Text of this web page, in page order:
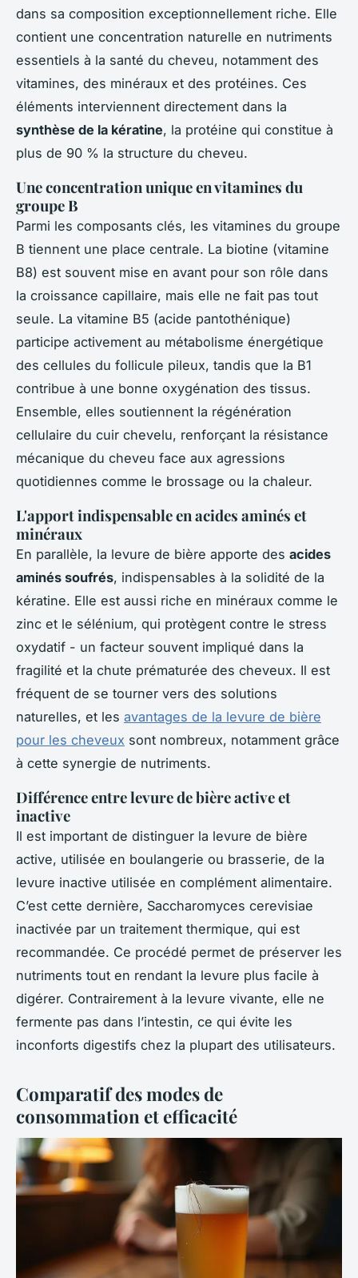
dans sa composition exceptionnellement riche. Elle
contient une concentration naturelle en nutriments
essentiels à la santé du cheveu, notamment des
vitamines, des minéraux et des protéines. Ces
éléments interviennent directement dans la
synthèse de la kératine, la protéine qui constitue à
plus de 90 % la structure du cheveu.
Une concentration unique en vitamines du
groupe B
Parmi les composants clés, les vitamines du groupe
B tiennent une place centrale. La biotine (vitamine
B8) est souvent mise en avant pour son rôle dans
la croissance capillaire, mais elle ne fait pas tout
seule. La vitamine B5 (acide pantothénique)
participe activement au métabolisme énergétique
des cellules du follicule pileux, tandis que la B1
contribue à une bonne oxygénation des tissus.
Ensemble, elles soutiennent la régénération
cellulaire du cuir chevelu, renforçant la résistance
mécanique du cheveu face aux agressions
quotidiennes comme le brossage ou la chaleur.
L'apport indispensable en acides aminés et
minéraux
En parallèle, la levure de bière apporte des acides
aminés soufrés, indispensables à la solidité de la
kératine. Elle est aussi riche en minéraux comme le
zinc et le sélénium, qui protègent contre le stress
oxydatif - un facteur souvent impliqué dans la
fragilité et la chute prématurée des cheveux. Il est
fréquent de se tourner vers des solutions
naturelles, et les avantages de la levure de bière
pour les cheveux sont nombreux, notamment grâce
à cette synergie de nutriments.
Différence entre levure de bière active et
inactive
Il est important de distinguer la levure de bière
active, utilisée en boulangerie ou brasserie, de la
levure inactive utilisée en complément alimentaire.
C’est cette dernière, Saccharomyces cerevisiae
inactivée par un traitement thermique, qui est
recommandée. Ce procédé permet de préserver les
nutriments tout en rendant la levure plus facile à
digérer. Contrairement à la levure vivante, elle ne
fermente pas dans l’intestin, ce qui évite les
inconforts digestifs chez la plupart des utilisateurs.
Comparatif des modes de
consommation et efficacité